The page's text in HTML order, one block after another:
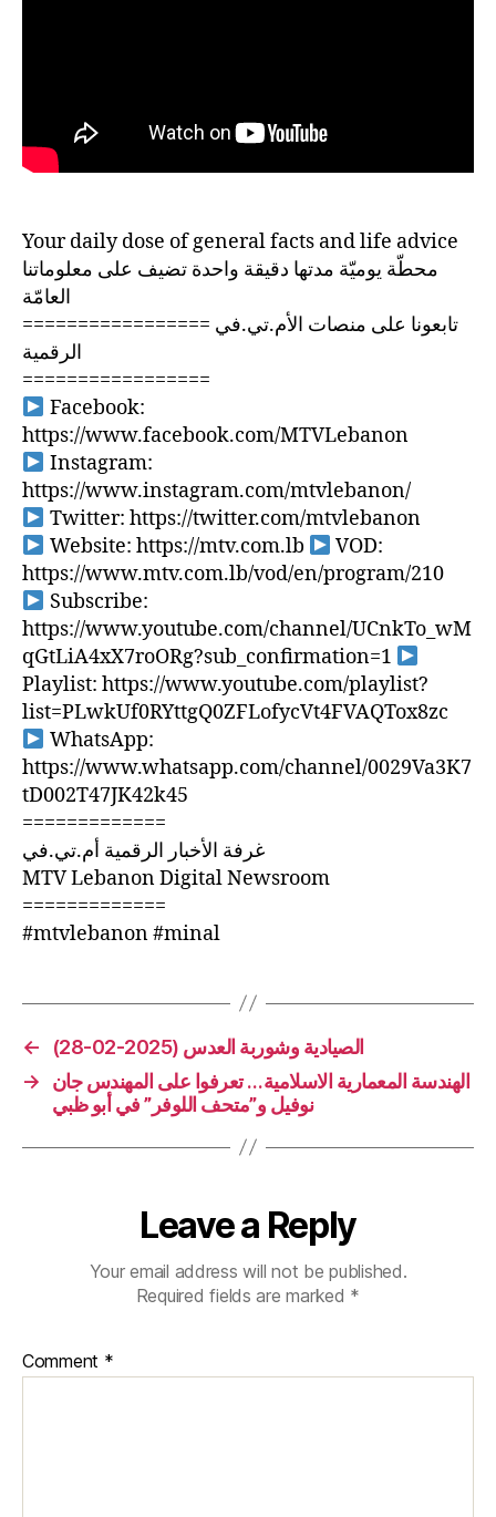
Your daily dose of general facts and life advice
محطّة يوميّة مدتها دقيقة واحدة تضيف على معلوماتنا
العامّة
================= تابعونا على منصات الأم.تي.في
الرقمية
=================
Facebook:
https://www.facebook.com/MTVLebanon
Instagram:
https://www.instagram.com/mtvlebanon/
Twitter: https://twitter.com/mtvlebanon
Website: https://mtv.com.lb
VOD:
https://www.mtv.com.lb/vod/en/program/210
Subscribe:
https://www.youtube.com/channel/UCnkTo_wM
qGtLiA4xX7roORg?sub_confirmation=1
Playlist: https://www.youtube.com/playlist?
list=PLwkUf0RYttgQ0ZFLofycVt4FVAQTox8zc
WhatsApp:
https://www.whatsapp.com/channel/0029Va3K7
tD002T47JK42k45
=============
غرفة الأخبار الرقمية أم.تي.في
MTV Lebanon Digital Newsroom
=============
#mtvlebanon #minal
←
الصيادية وشوربة العدس (2025-02-28)
→
الهندسة المعمارية الاسلامية… تعرفوا على المهندس جان
نوفيل و”متحف اللوفر” في أبو ظبي
Leave a Reply
Your email address will not be published.
Required fields are marked *
Comment *